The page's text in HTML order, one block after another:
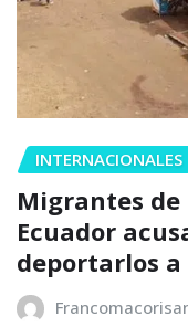
INTERNACIONALES
Migrantes de
Ecuador
deportarlos